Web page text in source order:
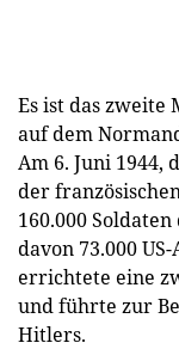
Es ist das zweite
auf dem
Am 6. Juni 1944,
der
160.000
davon 73.000
errichtete eine
und führte zur
Hitlers.